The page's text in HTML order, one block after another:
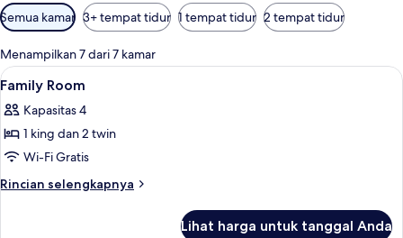
Filter
tersedia
untuk
kamar
Semua kamar 3+ tempat tidur 1 tempat tidur 2 tempat tidur
Menampilkan 7 dari 7 kamar
Lihat
semua
foto
untuk
Family
Room
Minibar, brankas, meja kerja, dan
2
Family Room
Kapasitas 4
1 king dan 2 twin
Wi-Fi Gratis
Rincian selengkapnya
Rincian
Lihat harga untuk tanggal Anda